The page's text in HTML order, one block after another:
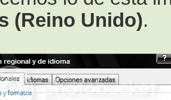
(Reino Unido).